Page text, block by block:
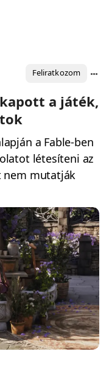
Feliratkozom
a játék,
a Fable-ben
létesíteni az
nem mutatják